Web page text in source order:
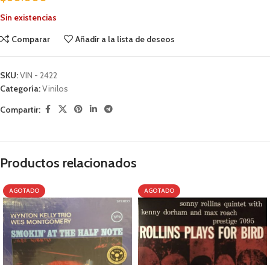
Sin existencias
Comparar
Añadir a la lista de deseos
SKU:VIN - 2422
Categoría:Vinilos
Compartir:
Productos relacionados
AGOTADO AGOTADO